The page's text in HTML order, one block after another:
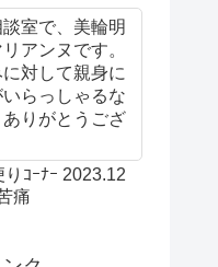
室で、美輪明
アンヌです。
対して親身に
らっしゃるな
りがとうござ
ｺｰﾅｰ 2023.12
痛